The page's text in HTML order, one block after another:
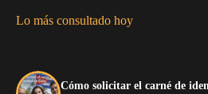
Lo más consultado hoy
Cómo solicitar el carné de